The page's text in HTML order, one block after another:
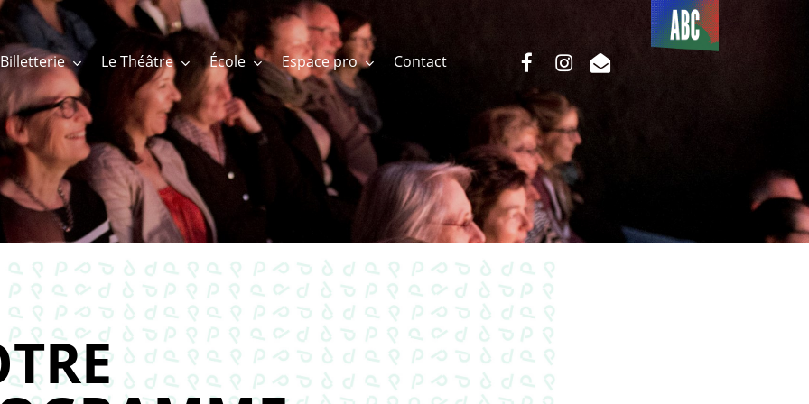
Billetterie Le Théâtre École Espace pro Contact
Du côté
de l’ABC
facebookinstagram
email